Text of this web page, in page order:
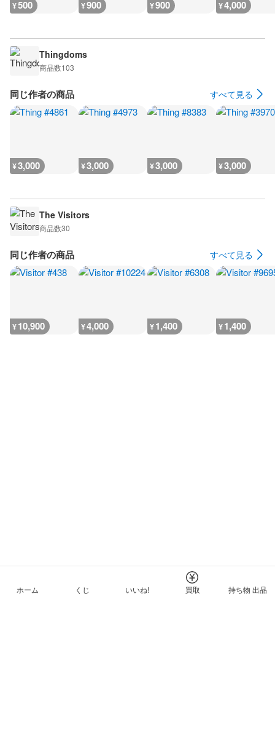
¥500 ¥900 ¥900 ¥4,000
Thingdoms
商品数103
同じ作者の商品 すべて見る
¥3,000 ¥3,000 ¥3,000 ¥3,000
The Visitors
商品数30
同じ作者の商品 すべて見る
¥10,900 ¥4,000 ¥1,400 ¥1,400
ホーム くじ いいね! 買取 持ち物 出品